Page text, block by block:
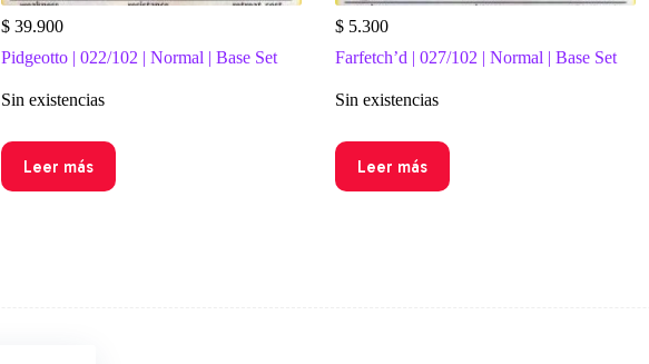
$39.900
Pidgeotto | 022/102 | Normal | Base Set
Sin existencias
Leer más
$5.300
Farfetch’d | 027/102 | Normal | Base Set
Sin existencias
Leer más